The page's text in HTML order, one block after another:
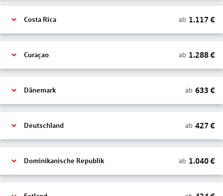
Costa Rica ab 1.117 €
Curaçao ab 1.288€
Dänemark ab 633 €
Deutschland ab 427 €
Dominikanische Republik ab 1.040€